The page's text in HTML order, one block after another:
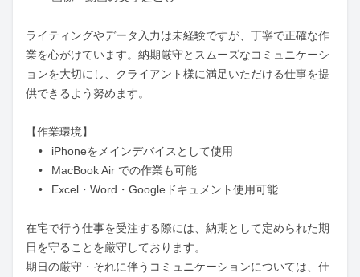
ライティングやデータ入力は未経験ですが、丁寧で正確な作
業を心がけています。納期厳守とスムーズなコミュニケーシ
ョンを大切にし、クライアント様に満足いただける仕事を提
供できるよう努めます。
【作業環境】
在宅で行う仕事を受注する際には、納期として定められた期
日を守ることを厳守しております。
期日の厳守・それに伴うコミュニケーションについては、仕